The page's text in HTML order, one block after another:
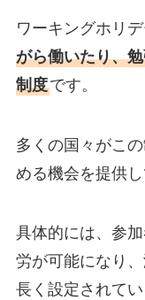
ワーキングホリデ
がら働いたり、
制度です。
多くの国々がこ
める機会を提供し
具体的には、参
労が可能になり
長く設定されて